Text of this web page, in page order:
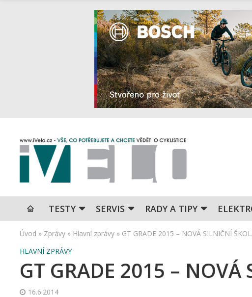
TESTY SERVIS RADY A TIPY
Úvod » Zprávy » Hlavní zprávy » GT GRADE 2015 – NOVÁ SILNIČNÍ
HLAVNÍ ZPRÁVY
GT GRADE 2015 – NOVÁ
16.6.2014